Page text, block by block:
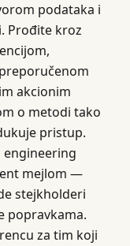
podataka i
Prođite kroz
akcionim
o metodi tako
pristup.
engineering
mejlom —
stejkholderi
popravkama.
za tim koji